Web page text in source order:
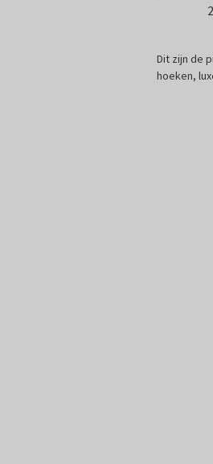
Dit zijn de
hoeken,